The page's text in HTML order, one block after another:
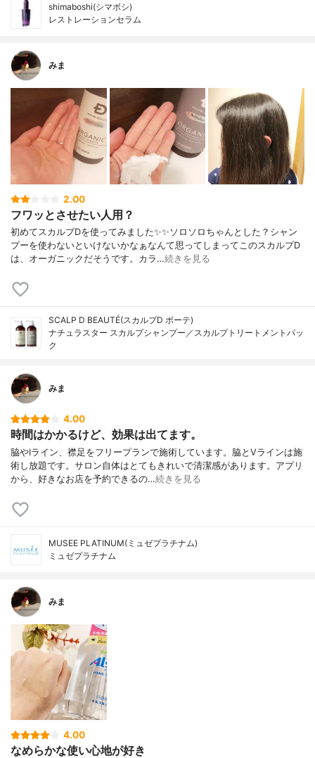
shimaboshi(シマボシ)
レストレーションセラム
みま
2.00
フワッとさせたい人用？
初めてスカルプDを使ってみました✨✨ソロソロちゃんとした？シャン
プーを使わないといけないかなぁなんて思ってしまってこのスカルプD
は、オーガニックだそうです。カラ…続きを見る
SCALP D BEAUTÉ(スカルプD ボーテ)
ナチュラスター スカルプシャンプー／スカルプトリートメントパッ
ク
みま
4.00
時間はかかるけど、効果は出てます。
脇やIライン、襟足をフリープランで施術しています。脇とVラインは施
術し放題です。サロン自体はとてもきれいで清潔感があります。アプリ
から、好きなお店を予約できるの…続きを見る
MUSEE PLATINUM(ミュゼプラチナム)
ミュゼプラチナム
みま
4.00
なめらかな使い心地が好き